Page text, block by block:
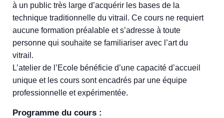
à un public très large d’acquérir les bases de la
technique traditionnelle du vitrail. Ce cours ne requiert
aucune formation préalable et s’adresse à toute
personne qui souhaite se familiariser avec l’art du
vitrail.
L’atelier de l’Ecole bénéficie d’une capacité d’accueil
unique et les cours sont encadrés par une équipe
professionnelle et expérimentée.
Programme du cours :